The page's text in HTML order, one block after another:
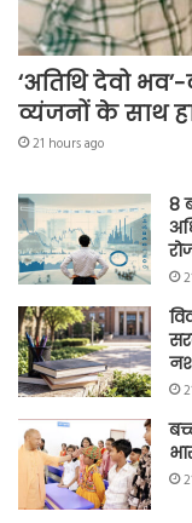
‘अतिथि देवो
व्यंजनों के साथ
21 hours ago
8